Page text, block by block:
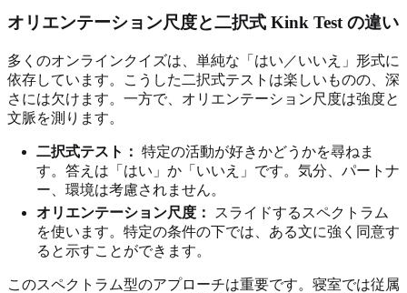
オリエンテーション尺度と二択式 Kink Test の違い
多くのオンラインクイズは、単純な「はい／いいえ」形式に
依存しています。こうした二択式テストは楽しいものの、深
さには欠けます。一方で、オリエンテーション尺度は強度と
文脈を測ります。
二択式テスト： 特定の活動が好きかどうかを尋ねま
す。答えは「はい」か「いいえ」です。気分、パートナ
ー、環境は考慮されません。
オリエンテーション尺度：
スライドするスペクトラム
を使います。特定の条件の下では、ある文に強く同意す
ると示すことができます。
このスペクトラム型のアプローチは重要です。寝室では従属